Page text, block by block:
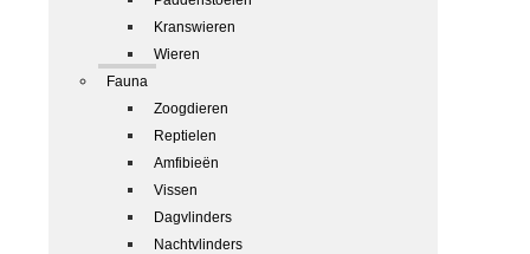
Kranswieren
Wieren
Fauna
Zoogdieren
Reptielen
Amfibieën
Vissen
Dagvlinders
Nachtvlinders